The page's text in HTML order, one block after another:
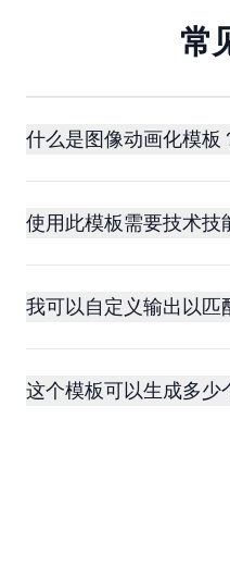
常
什么是图像动画化模板
使用此模板需要技术技
我可以自定义输出以匹
这个模板可以生成多少